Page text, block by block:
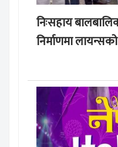
निःसहाय
निर्माणमा